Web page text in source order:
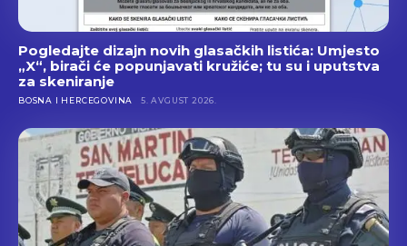
Pogledajte dizajn novih glasačkih listića: Umjesto
„X“, birači će popunjavati kružiće; tu su i uputstva
za skeniranje
BOSNA I HERCEGOVINA 5. AVGUST 2026.